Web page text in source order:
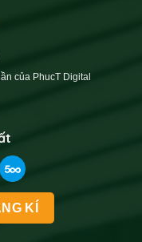
của PhucT Digital